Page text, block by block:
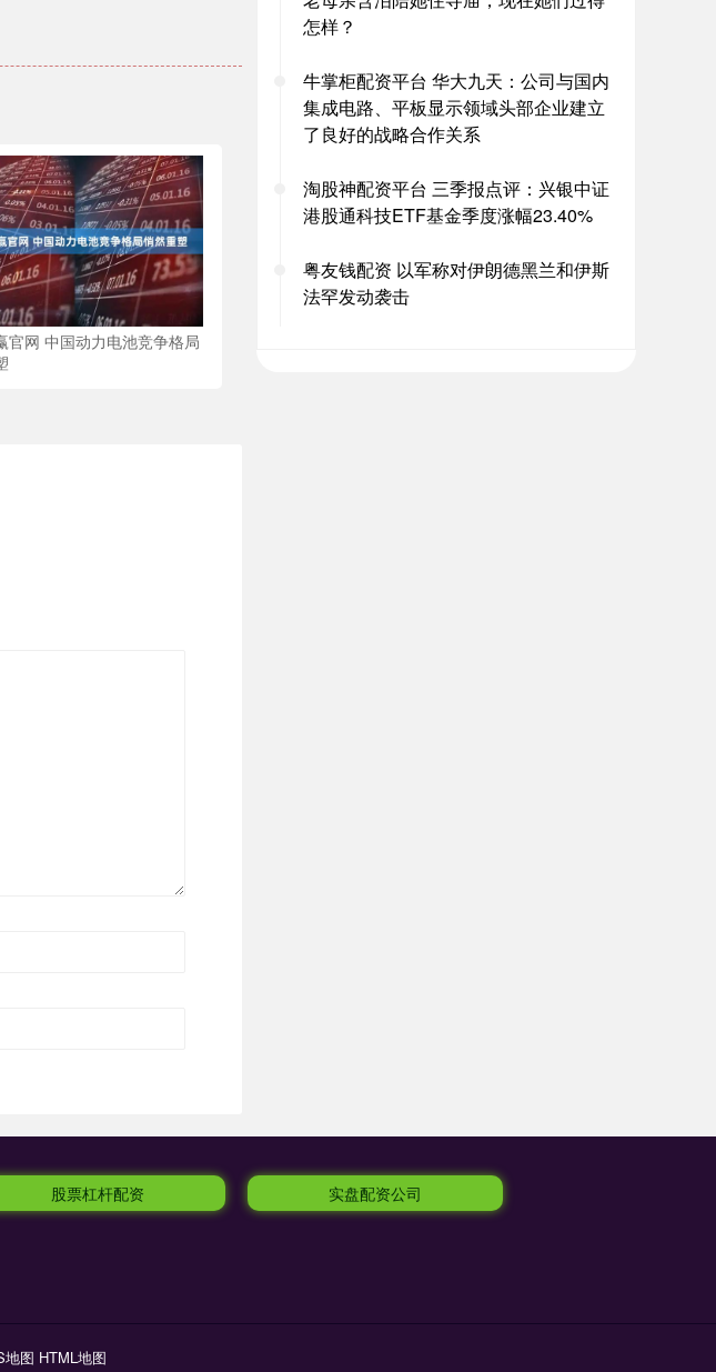
官网 中国动力电池竞争格局
怎样？
牛掌柜配资平台 华大九天：公司与国内
集成电路、平板显示领域头部企业建立
了良好的战略合作关系
淘股神配资平台 三季报点评：兴银中证
港股通科技ETF基金季度涨幅23.40%
粤友钱配资 以军称对伊朗德黑兰和伊斯
法罕发动袭击
股票杠杆配资 实盘配资公司
地图 HTML地图